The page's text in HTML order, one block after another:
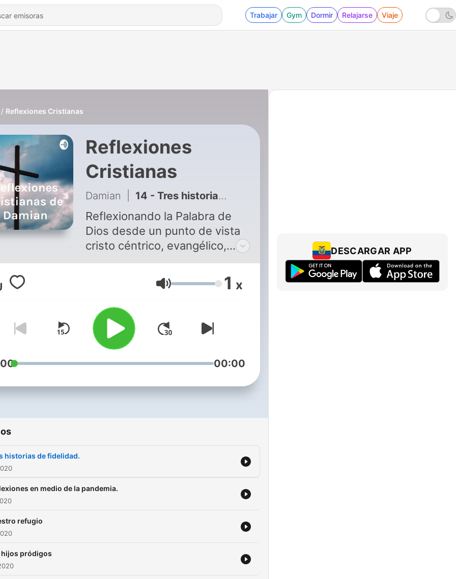
Trabajar Gym Dormir Relajarse Viaje
Reflexiones Cristianas
Reflexiones
Cristianas
Damian 14 - Tres historias de fidelidad.
Reflexionando la Palabra de
Dios desde un punto de vista
cristo céntrico, evangélico,
doctrinalmente bíblico.
Volumen 1 x
00:00
historias de fidelidad.
en medio de la pandemia.
refugio
hijos pródigos
DESCARGAR APP